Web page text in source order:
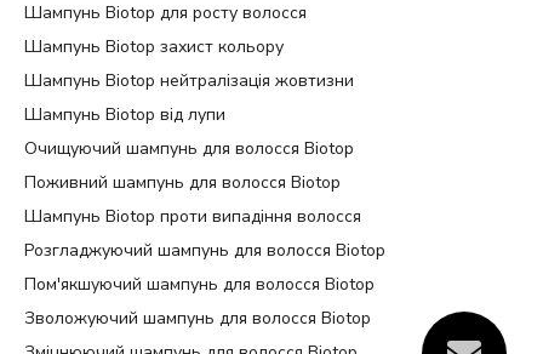
мистецтво, що допомагає створити здорове, красиве та
доглянуте волосся. Професійні продукти та послуги
привабливості, дають змогу виразити свою
індивідуальність через власні локони.
Він забезпечує делікатне очищення і дарує приємне
відчуття свіжості. Ефективно доглядає та насичує
необхідними компонентами. Забезпечує баланс
шкіри голови, зміцнює волосся, захищає колір, робить
волосся слухняним і блискучим. Важливо обирати той
продукт, який підходить конкретному типу і стану,
Шампунь Biotop для росту волосся
Шампунь Biotop захист кольору
Шампунь Biotop нейтралізація жовтизни
Шампунь Biotop від лупи
Очищуючий шампунь для волосся Biotop
Поживний шампунь для волосся Biotop
Шампунь Biotop проти випадіння волосся
Розгладжуючий шампунь для волосся Biotop
Пом'якшуючий шампунь для волосся Biotop
Зволожуючий шампунь для волосся Biotop